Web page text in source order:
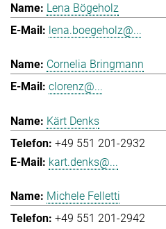
Lena Bögeholz
lena.boegeholz@...
Cornelia Bringmann
clorenz@...
Kärt Denks
+49 551 201-2932
kart.denks@...
Michele Felletti
+49 551 201-2942